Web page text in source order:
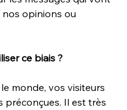
opinions ou
ce biais ?
monde, vos visiteurs
préconçues. Il est très